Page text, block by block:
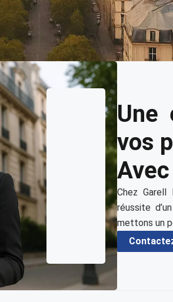
Une
vos
Chez Garell
réussite
mettons un